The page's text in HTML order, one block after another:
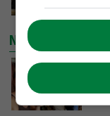
NIEUWSTE VIDEO'S